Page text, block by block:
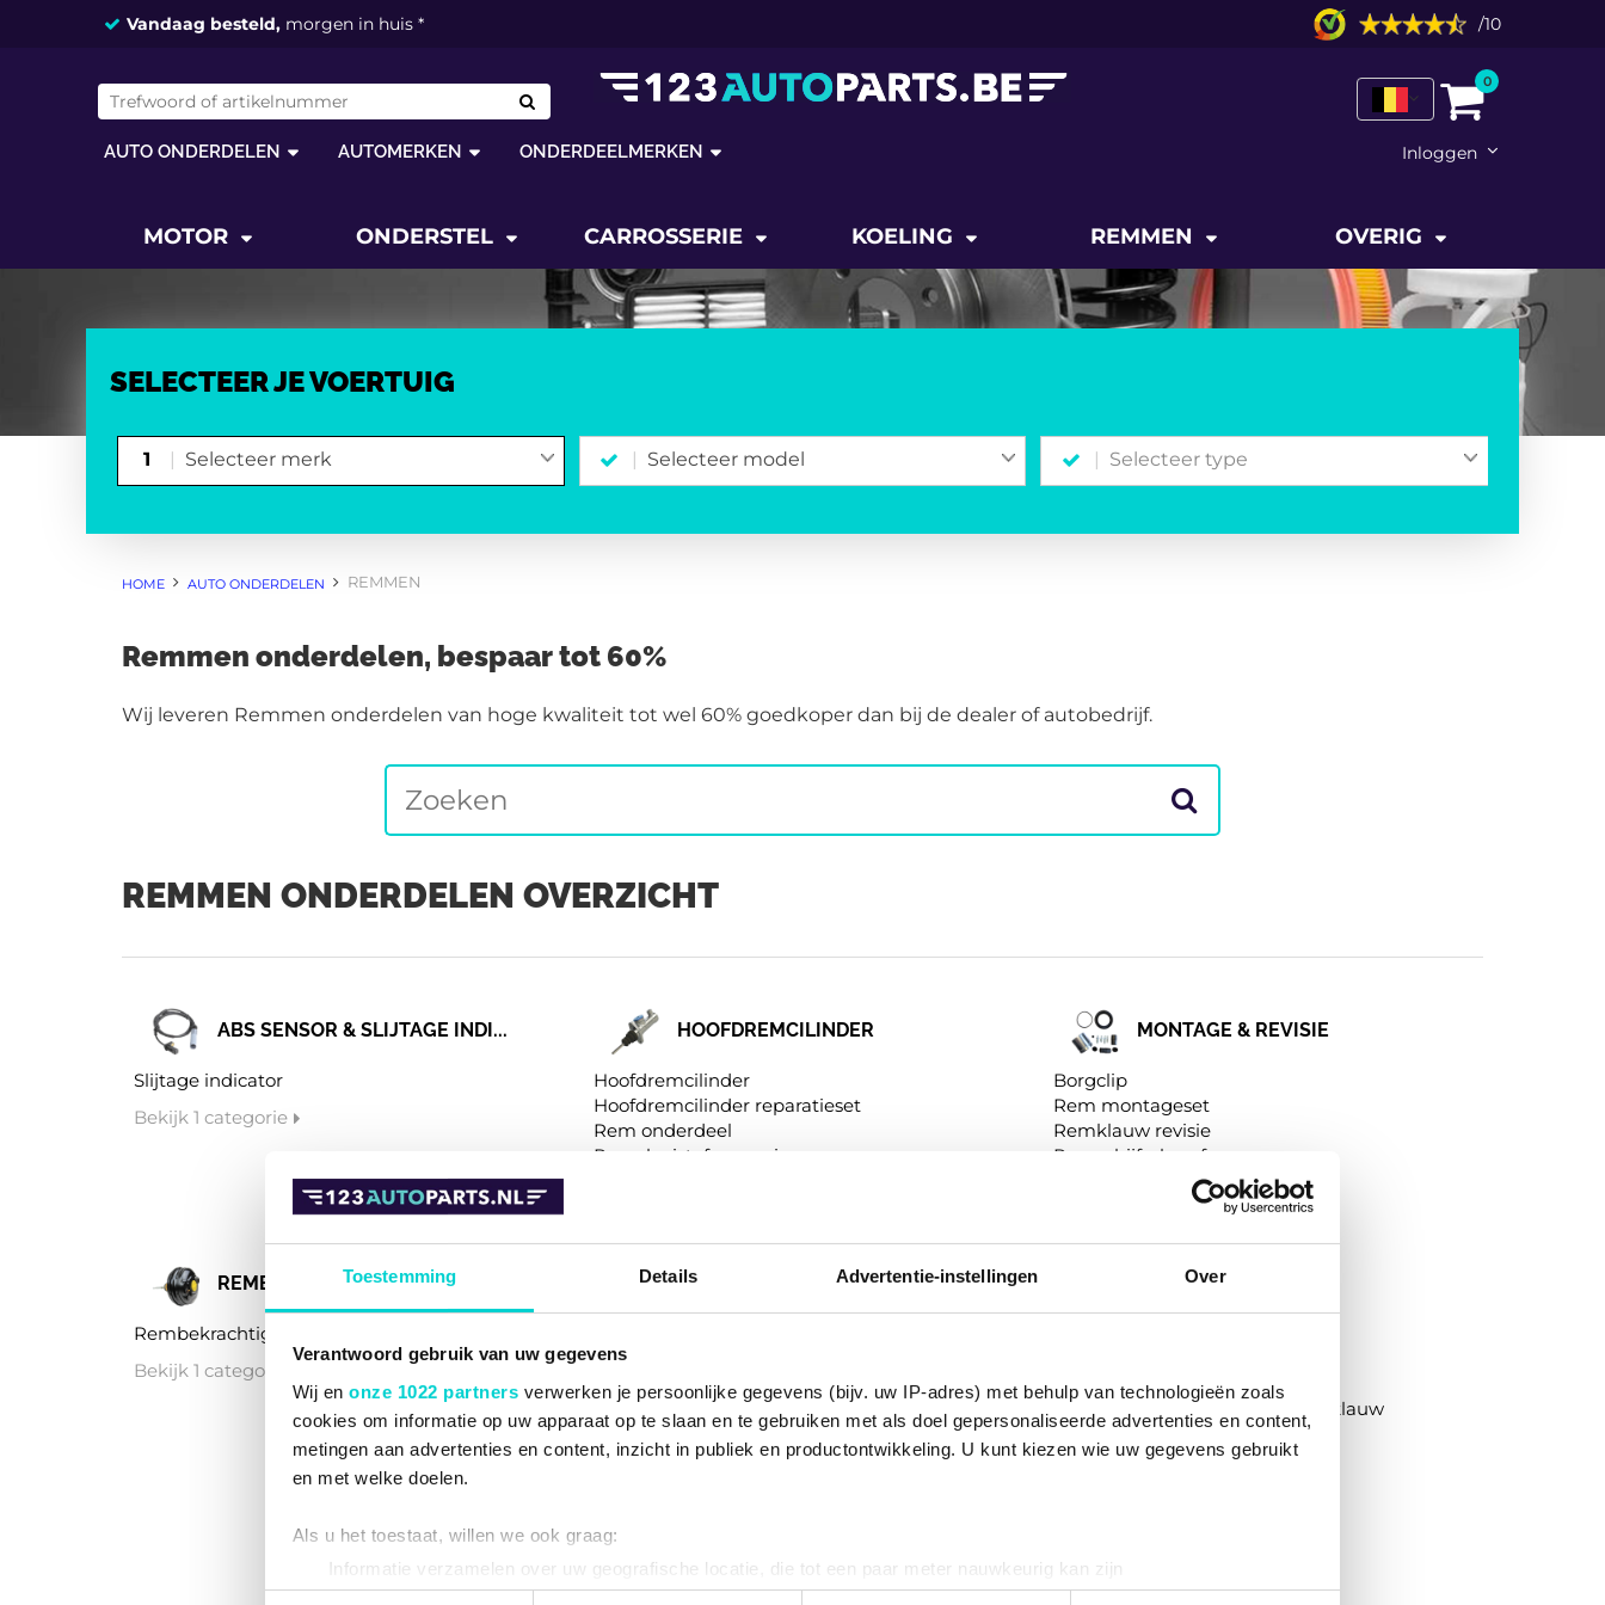
Toestemming Details Advertentie-instellingen Over
Verantwoord gebruik van uw gegevens
Wij en onze 1022 partners verwerken je persoonlijke gegevens (bijv. uw IP-adres) met behulp van technologieën zoals
cookies om informatie op uw apparaat op te slaan en te gebruiken met als doel gepersonaliseerde advertenties en content,
metingen aan advertenties en content, inzicht in publiek en productontwikkeling. U kunt kiezen wie uw gegevens gebruikt
en met welke doelen.
Als u het toestaat, willen we ook graag:
Informatie verzamelen over uw geografische locatie, die tot een paar meter nauwkeurig kan zijn
Uw apparaat identificeren door het actief te scannen op specifieke eigenschappen (fingerprinting)
Vandaag besteld, morgen in huis * /10
0
Inloggen
AUTO ONDERDELEN AUTOMERKEN ONDERDEELMERKEN
MOTOR ONDERSTEL CARROSSERIE KOELING REMMEN OVERIG
SELECTEER JE VOERTUIG
1 Selecteer merk Selecteer model Selecteer type
HOME AUTO ONDERDELEN REMMEN
Remmen onderdelen, bespaar tot 60%
Wij leveren Remmen onderdelen van hoge kwaliteit tot wel 60% goedkoper dan bij de dealer of autobedrijf.
REMMEN ONDERDELEN OVERZICHT
ABS SENSOR & SLIJTAGE INDI...
Slijtage indicator
Bekijk 1 categorie
HOOFDREMCILINDER
Hoofdremcilinder
Hoofdremcilinder reparatieset
Rem onderdeel
Remvloeistofreservoir
MONTAGE & REVISIE
Borgclip
Rem montageset
Remklauw revisie
Remschijfschroef
Bekijk alle 4 categoriëen
REMBEKRACHTIGER
Rembekrachtiger
Bekijk 1 categorie
REMBLOKKEN REMKLAUWEN
Geleidehuls, remklauw
Ontluchtingsschroef/-klep, remklauw
Pakkingset, remklauw
Remklauwhouderset